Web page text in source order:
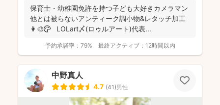
保育士・幼稚園免許を持つ子ども大好きカメラマン
他とは被らないアンティーク調小物&レタッチ加工
👩‍🎨🎨 LOLart〆(ロゥルアート)代表...
予約承諾率： 79% 最終アクティブ： 12時間以内
中野真人
4.7 (41)男性